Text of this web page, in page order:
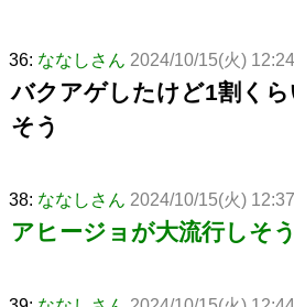
36: ななしさん 2024/10/15(火)
バクアゲしたけど1割く
そう
38: ななしさん 2024/10/15(火)
アヒージョが大流行しそう